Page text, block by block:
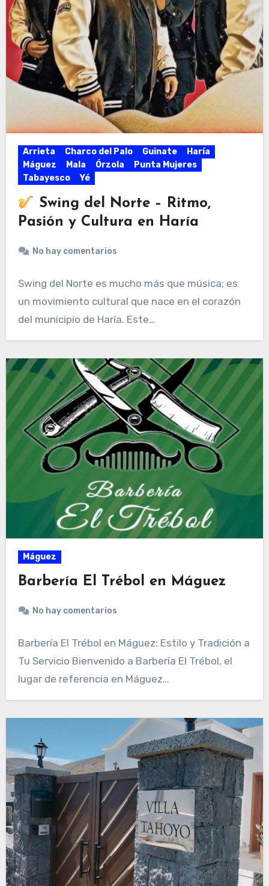
Arrieta Charco del Palo Guinate
Haría
Máguez
Mala Órzola
Punta Mujeres
Tabayesco
Yé
Swing del Norte – Ritmo,
Pasión y Cultura en Haría
No hay comentarios
Swing del Norte es mucho más que música; es
un movimiento cultural que nace en el corazón
del municipio de Haría. Este…
Máguez
Barbería El Trébol en Máguez
No hay comentarios
Barbería El Trébol en Máguez: Estilo y Tradición a
Tu Servicio Bienvenido a Barbería El Trébol, el
lugar de referencia en Máguez…